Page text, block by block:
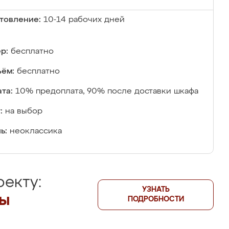
10-14 рабочих дней
бесплатно
бесплатно
10% предоплата, 90% после доставки шкафа
на выбор
неоклассика
УЗНАТЬ
ПОДРОБНОСТИ